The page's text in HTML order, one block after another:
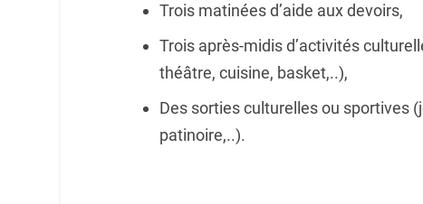
Trois matinées d’aide aux devoirs,
Trois après-midis d’activités
théâtre, cuisine, basket,..),
Des sorties culturelles ou sportives
patinoire,..).